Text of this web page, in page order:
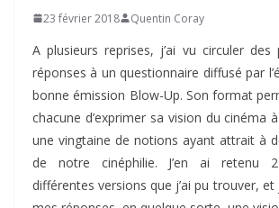
23 février 2018 Quentin Coray
A plusieurs reprises, j’ai vu circuler des
réponses à un questionnaire diffusé par
bonne émission Blow-Up. Son format
chacune d’exprimer sa vision du cinéma
une vingtaine de notions ayant attrait à
de notre cinéphilie. J’en ai retenu
différentes versions que j’ai pu trouver,